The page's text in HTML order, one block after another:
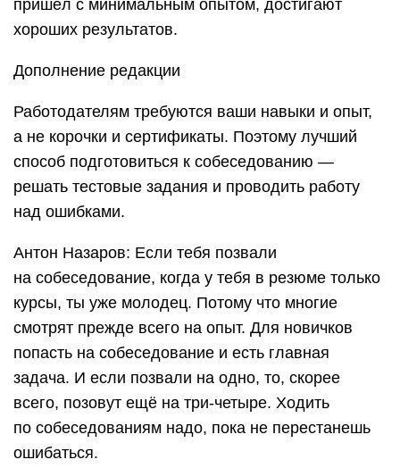
пришёл с минимальным опытом, достигают
хороших результатов.
Дополнение редакции
Работодателям требуются ваши навыки и опыт,
а не корочки и сертификаты. Поэтому лучший
способ подготовиться к собеседованию —
решать тестовые задания и проводить работу
над ошибками.
Антон Назаров: Если тебя позвали
на собеседование, когда у тебя в резюме только
курсы, ты уже молодец. Потому что многие
смотрят прежде всего на опыт. Для новичков
попасть на собеседование и есть главная
задача. И если позвали на одно, то, скорее
всего, позовут ещё на три-четыре. Ходить
по собеседованиям надо, пока не перестанешь
ошибаться.